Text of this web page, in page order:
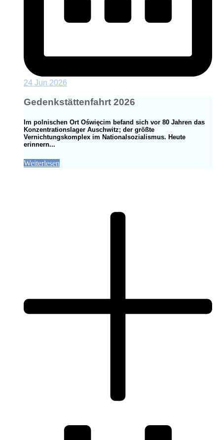
24 Jun 2026
Gedenkstättenfahrt 2026
Im polnischen Ort Oświęcim befand sich vor 80 Jahren das
Konzentrationslager Auschwitz; der größte
Vernichtungskomplex im Nationalsozialismus. Heute
erinnern...
Weiterlesen